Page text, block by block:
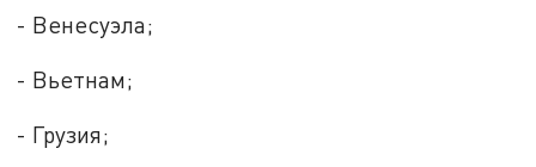
- Венесуэла;
- Вьетнам;
- Грузия;